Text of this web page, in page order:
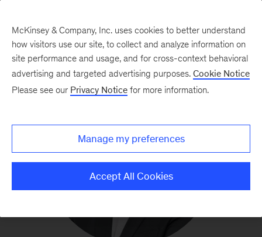
McKinsey & Company, Inc. uses cookies to better understand
how visitors use our site, to collect and analyze information on
site performance and usage, and for cross-context behavioral
advertising and targeted advertising purposes. Cookie Notice
Please see our Privacy Notice for more information.
Manage my preferences
Accept All Cookies